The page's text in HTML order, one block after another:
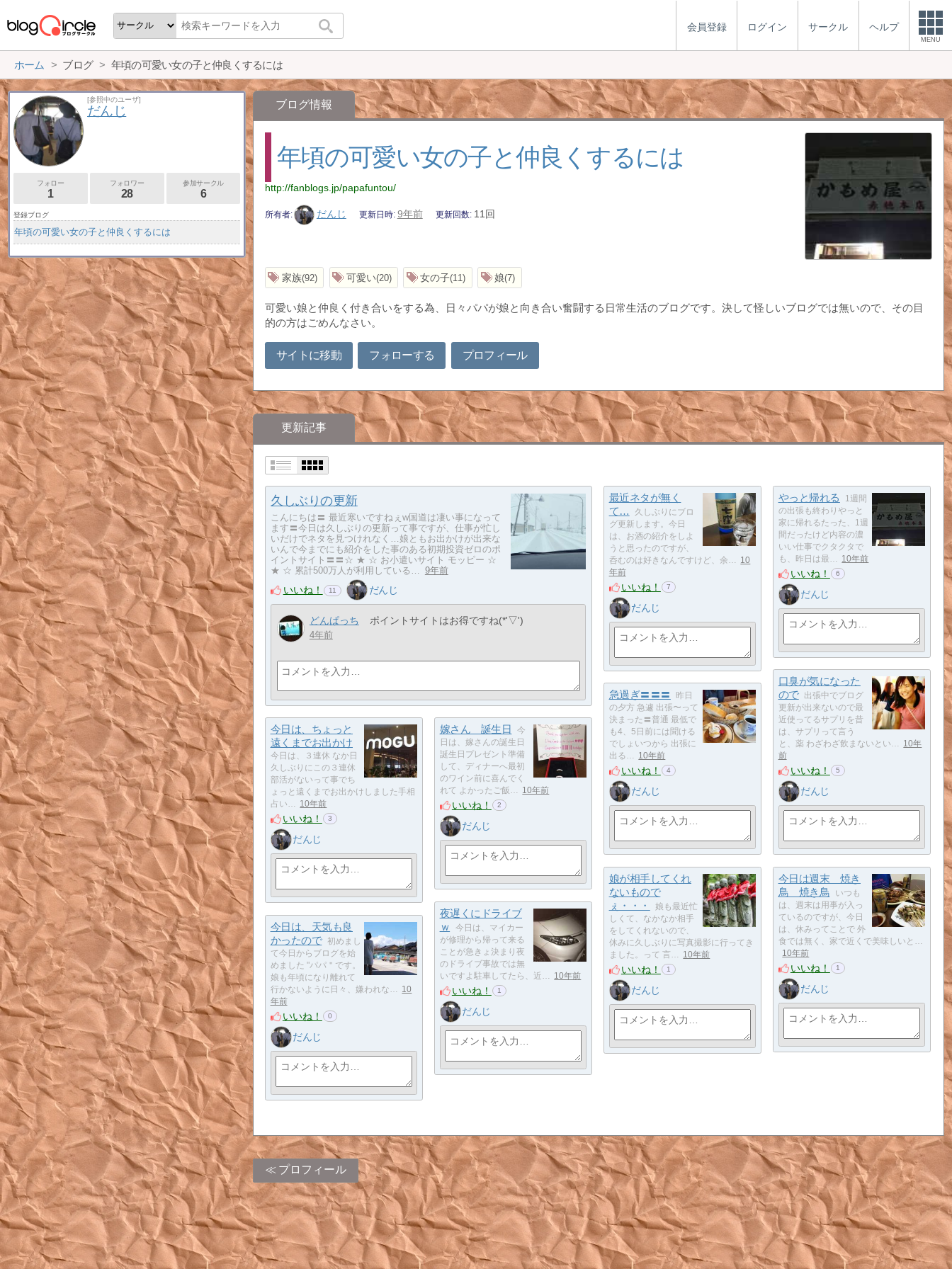
会員登録 ログイン サークル ヘルプ
MENU
ホーム ブログ 年頃の可愛い女の子と仲良くするには
ブログ情報
年頃の可愛い女の子と仲良くするには
http://fanblogs.jp/papafuntou/
所有者 だんじ 更新日時 9年前 更新回数 11回
家族 92 可愛い 20 女の子 11 娘 7
可愛い娘と仲良く付き合いをする為、日々パパが娘と向き合い奮闘する日常生活のブログです。決して怪しいブログでは無いので、その目
的の方はごめんなさい。
サイトに移動 フォローする プロフィール
更新記事
久しぶりの更新
こんにちは〓 最近寒いですねぇw国道は凄い事になって
ます〓今日は久しぶりの更新って事ですが、仕事が忙し
いだけでネタを見つけれなく…娘ともお出かけが出来な
いんで今までにも紹介をした事のある初期投資ゼロのポ
イントサイト〓️〓️☆ ★ ☆ お小遣いサイト モッピー ☆
★ ☆ 累計500万人が利用している… 9年前
いいね！ 11 だんじ
どんぱっち ポイントサイトはお得ですね(*'▽')
4年前
最近ネタが無く
て…
久しぶりにブロ
グ更新します。今日
は、お酒の紹介をしよ
うと思ったのですが、
呑むのは好きなんですけど、余… 10
年前
いいね！ 7
だんじ
やっと帰れる
1週間
の出張も終わりやっと
家に帰れるたった、1週
間だったけど内容の濃
いい仕事でクタクタで
も、昨日は最… 10年前
いいね！ 6
だんじ
口臭が気になった
ので
出張中でブログ
更新が出来ないので最
近使ってるサプリを昔
は、サプリって言う
と、薬 わざわざ飲まないとい… 10年
前
いいね！ 5
だんじ
急過ぎ〓〓〓
昨日
の夕方 急遽 出張〜って
決まった〓普通 最低で
も4、5日前には聞ける
でしょいつから 出張に
出る… 10年前
いいね！ 4
だんじ
今日は、ちょっと
遠くまでお出かけ
今日は、３連休 なか日
久しぶりにこの３連休
部活がないって事でち
ょっと遠くまでお出かけしました手相
占い… 10年前
いいね！ 3
だんじ
嫁さん 誕生日
今
日は、嫁さんの誕生日
誕生日プレゼント準備
して、ディナーへ最初
のワイン前に喜んでく
れて よかったご飯… 10年前
いいね！ 2
だんじ
娘が相手してくれ
ないもので
ぇ・・・
娘も最近忙
しくて、なかなか相手
をしてくれないので、
休みに久しぶりに写真撮影に行ってき
ました。って 言… 10年前
いいね！ 1
だんじ
今日は週末 焼き
鳥 焼き鳥
いつも
は、週末は用事が入っ
ているのですが、今日
は、休みってことで 外
食では無く、家で近くで美味しいと…
10年前
いいね！ 1
だんじ
夜遅くにドライブ
ｗ
今日は、マイカー
が修理から帰って来る
ことが急きょ決まり夜
のドライブ事故では無
いですよ駐車してたら、近… 10年前
いいね！ 1
だんじ
今日は、天気も良
かったので
初めまし
て今日からブログを始
めました "パパ＂です。
娘も年頃になり離れて
行かないように日々、嫌われな… 10
年前
いいね！ 0
だんじ
プロフィール
[参照中のユーザ]
だんじ
フォロー
1
フォロワー
28
参加サークル
6
登録ブログ
年頃の可愛い女の子と仲良くするには